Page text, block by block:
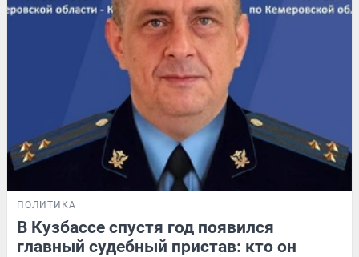
ПОЛИТИКА
В Кузбассе спустя год появился
главный судебный пристав: кто он